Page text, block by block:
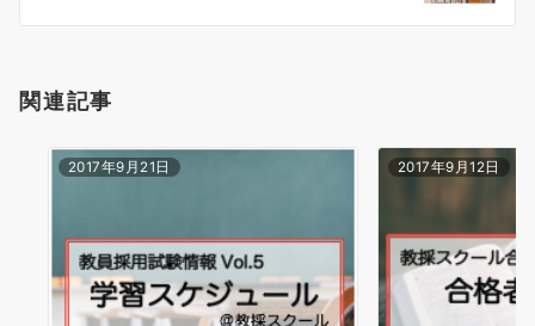
ン
関連記事
2017年9月21日 2017年9月12日